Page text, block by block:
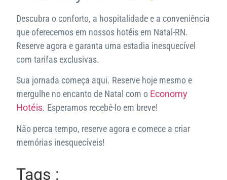
Descubra o conforto, a hospitalidade e a conveniência
que oferecemos em nossos hotéis em Natal-RN.
Reserve agora e garanta uma estadia inesquecível
com tarifas exclusivas.
Sua jornada começa aqui. Reserve hoje mesmo e
mergulhe no encanto de Natal com o Economy
Hotéis. Esperamos recebê-lo em breve!
Não perca tempo, reserve agora e comece a criar
memórias inesquecíveis!
Tags :